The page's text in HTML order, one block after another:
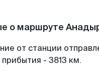
о маршруте
от станции
- 3813 км.